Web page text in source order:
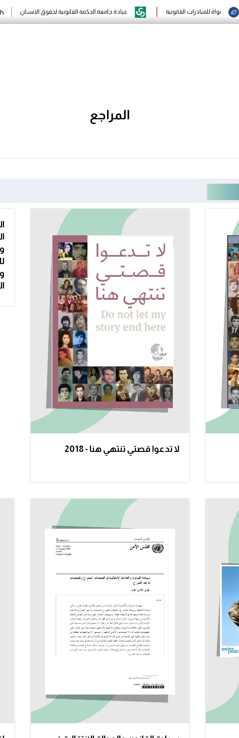
نواة للمبادرات القانونية عيادة جامعة الحكمة القانونية لحقوق الانسان
المراجع
لا تدعوا قصتي تنتهي هنا - 2018